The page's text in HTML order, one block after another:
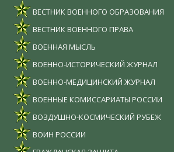
ВЕСТНИК ВОЕННОГО ОБРАЗОВАНИЯ
ВЕСТНИК ВОЕННОГО ПРАВА
ВОЕННАЯ МЫСЛЬ
ВОЕННО-ИСТОРИЧЕСКИЙ ЖУРНАЛ
ВОЕННО-МЕДИЦИНСКИЙ ЖУРНАЛ
ВОЕННЫЕ КОМИССАРИАТЫ РОССИИ
ВОЗДУШНО-КОСМИЧЕСКИЙ РУБЕЖ
ВОИН РОССИИ